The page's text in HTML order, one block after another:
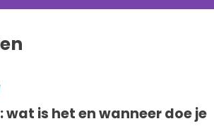
wat is het en wanneer doe je